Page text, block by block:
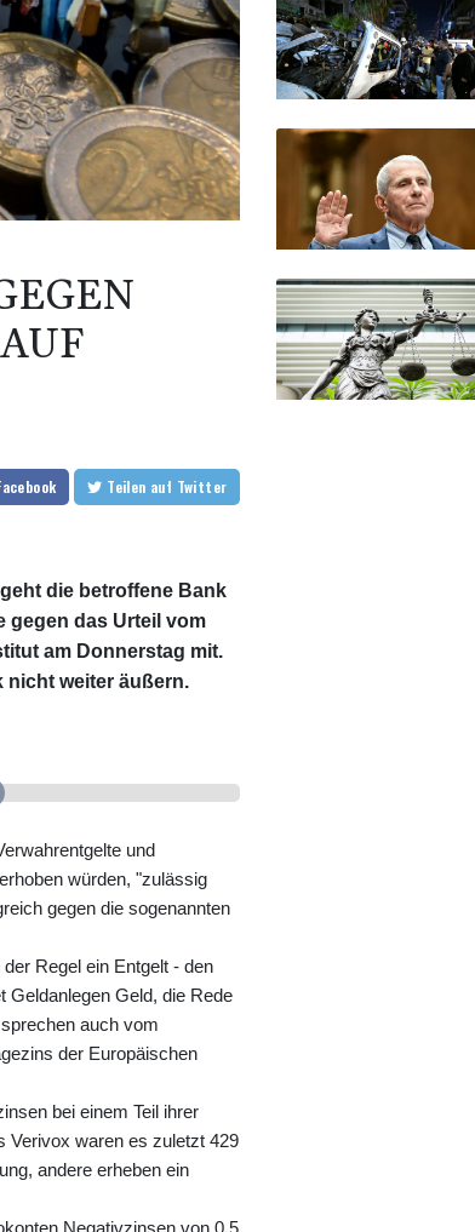
Teilen auf Twitter
die betroffene Bank
gegen das Urteil vom
am Donnerstag mit.
nicht weiter äußern.
und
würden, "zulässig
gegen die sogenannten
Regel ein Entgelt - den
Geldanlegen Geld, die Rede
auch vom
der Europäischen
bei einem Teil ihrer
Verivox waren es zuletzt 429
andere erheben ein